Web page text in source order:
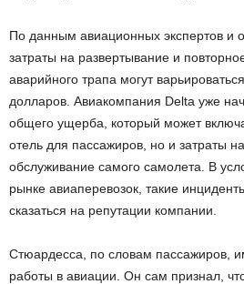
По данным авиационных экспертов и
затраты на развертывание и
аварийного трапа могут
долларов. Авиакомпания Delta уже
общего ущерба, который может
отель для пассажиров, но и затраты
обслуживание самого самолета. В
рынке авиаперевозок, такие
сказаться на репутации компании.
Стюардесса, по словам пассажиров,
работы в авиации. Он сам признал,